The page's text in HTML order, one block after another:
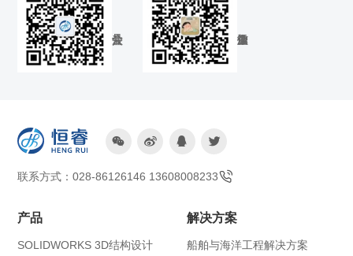
   
联系方式：028-86126146 13608008233
产品
SOLIDWORKS 3D结构设计
解决方案
船舶与海洋工程解决方案